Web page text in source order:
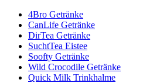
4Bro Getränke
CanLife Getränke
DirTea Getränke
SuchtTea Eistee
Soofty Getränke
Wild Crocodile Getränke
Quick Milk Trinkhalme